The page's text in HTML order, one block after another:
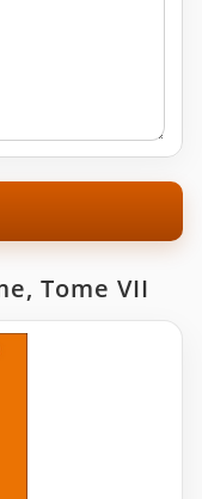
Tome VII